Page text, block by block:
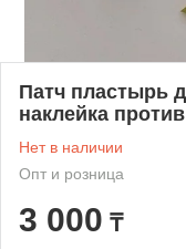
Патч пластырь
наклейка
Нет в наличии
Опт и розница
3 000 ₸